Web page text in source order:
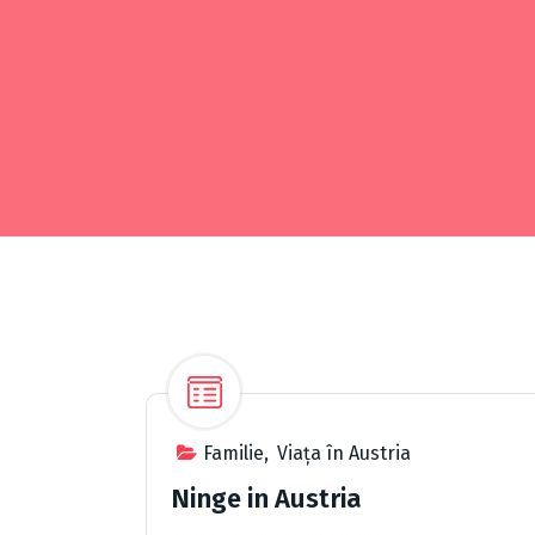
Familie, Viața în Austria
Ninge in Austria